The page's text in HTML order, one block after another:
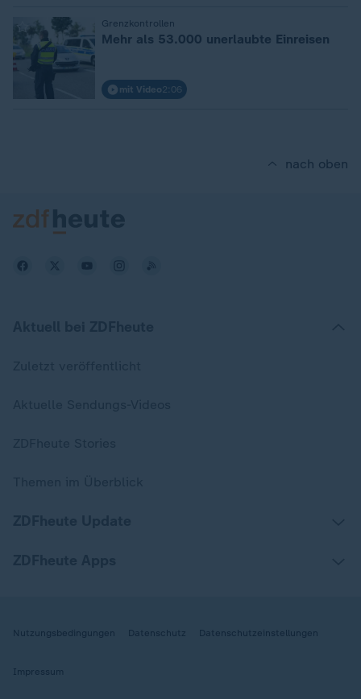
Grenzkontrollen
Mehr als 53.000 unerlaubte Einreisen
mit Video2:06
nach oben
Nutzungsbedingungen Datenschutz Datenschutzeinstellungen
Impressum